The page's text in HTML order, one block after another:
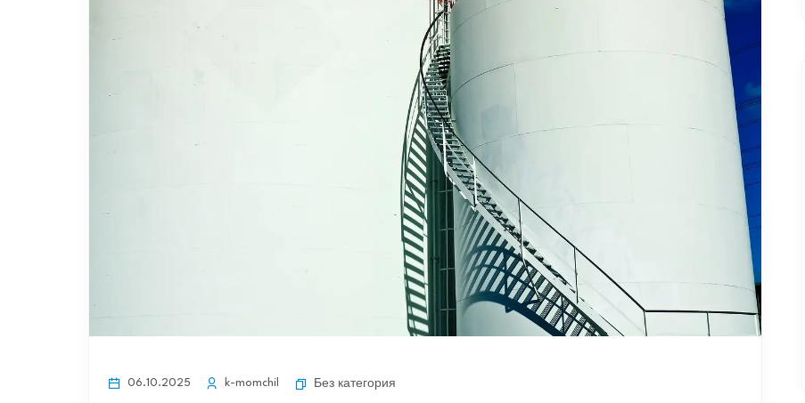
06.10.2025 k-momchil Без категория